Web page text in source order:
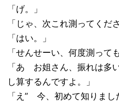
「げ。」
「じゃ、次これ測ってくだ
「はい。」
「せんせーい、何度測って
「あ お姐さん、振れは多
し算するんですよ。」
「え” 今、初めて知りまし